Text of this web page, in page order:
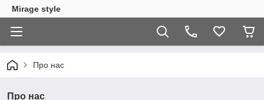
Mirage style
Про нас
Про нас